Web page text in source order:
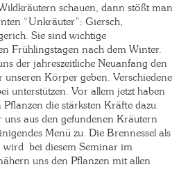
schauen, dann stößt man
“Unkräuter”: Giersch,
Sie sind wichtige
Frühlingstagen nach dem Winter.
der jahreszeitliche Neuanfang den
Körper geben. Verschiedene
unterstützen. Vor allem jetzt haben
die stärksten Kräfte dazu.
aus den gefundenen Kräutern
Menü zu. Die Brennessel als
wird bei diesem Seminar im
uns den Pflanzen mit allen